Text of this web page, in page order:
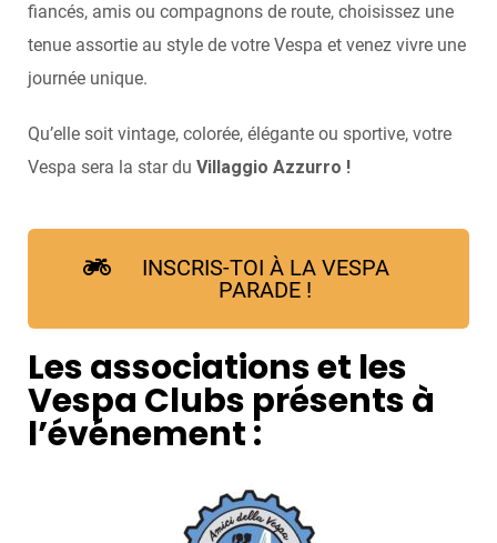
fiancés, amis ou compagnons de route, choisissez une
tenue assortie au style de votre Vespa et venez vivre une
journée unique.
Qu’elle soit vintage, colorée, élégante ou sportive, votre
Vespa sera la star du Villaggio Azzurro !
INSCRIS-TOI À LA VESPA
PARADE !
Les associations et les
Vespa Clubs présents à
l’événement :